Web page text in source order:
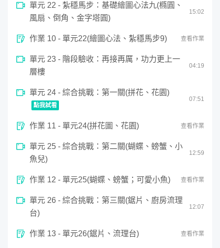
單元 22 - 紮穩馬步：基礎繪圖心法九(橢圓、
風扇、倒角、金字塔圓)
15:02
作業 10 - 單元22(繪圖心法、紮穩馬步9) 查看作業
單元 23 - 階段驗收：再接再厲，功力更上一
層樓
04:19
單元 24 - 綜合挑戰：第一關(拼花、花園)
點我試看
07:51
綜合挑戰：第一關(拼花、花園)
seconds
minutes,
作業 11 - 單元24(拼花圖、花園) 查看作業
單元 25 - 綜合挑戰：第二關(蝴蝶、螃蟹、小
魚兒)
12:59
作業 12 - 單元25(蝴蝶、螃蟹；可愛小魚) 查看作業
單元 26 - 綜合挑戰：第三關(鋸片、廚房流理
台)
12:07
作業 13 - 單元26(鋸片、流理台) 查看作業